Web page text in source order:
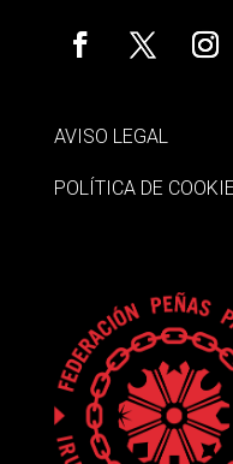
AVISO LEGAL
POLÍTICA DE